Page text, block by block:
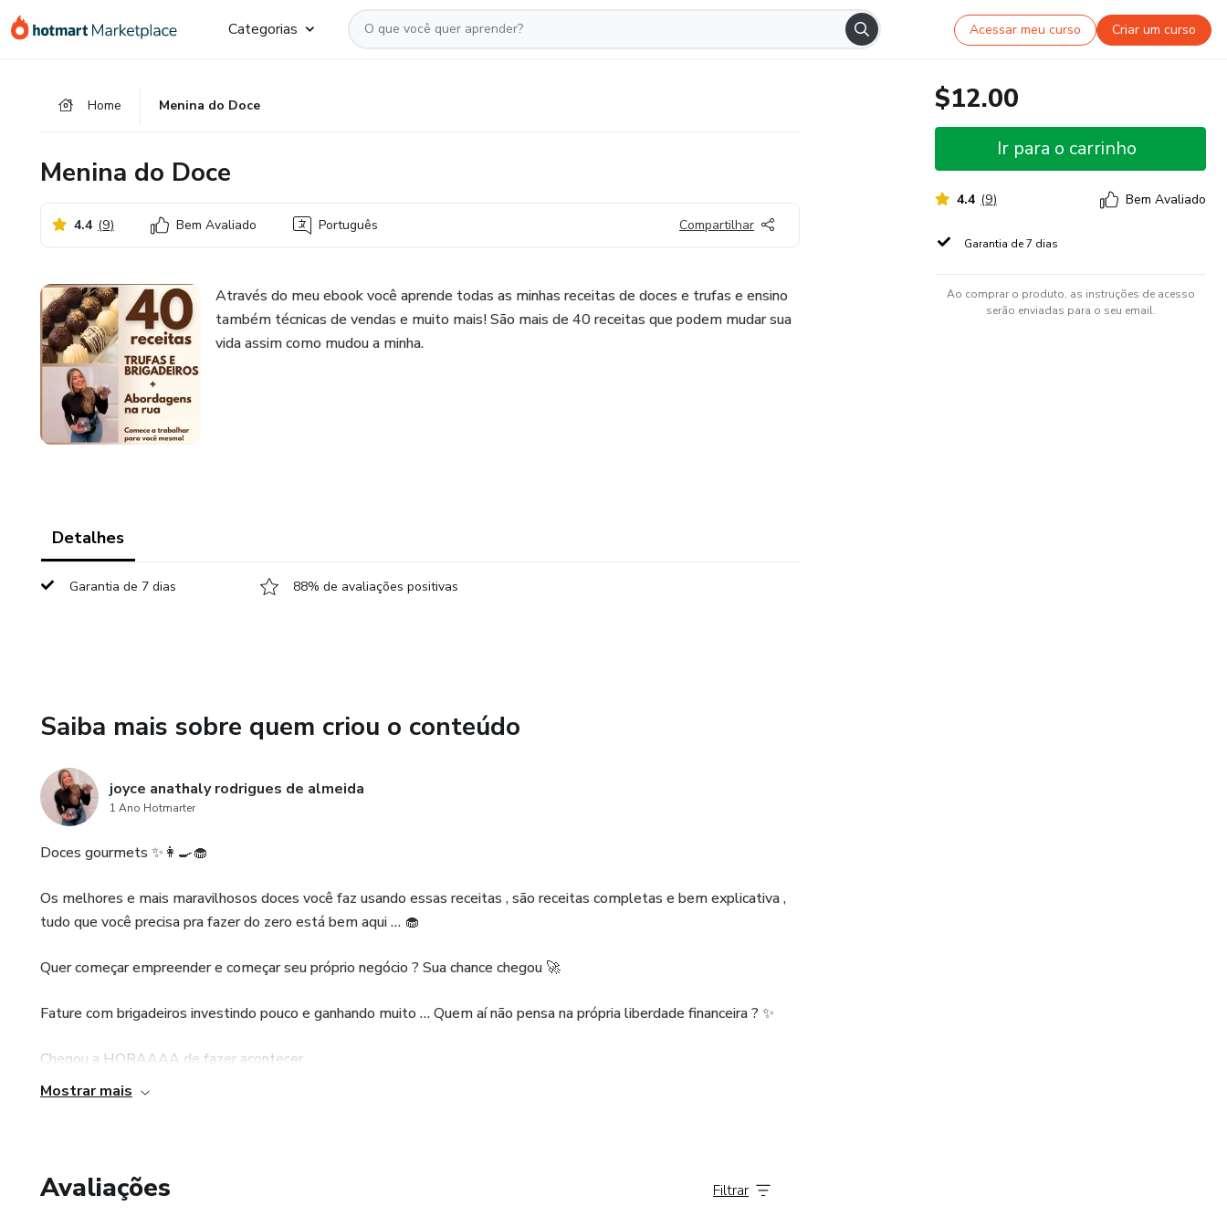
para
para
para
Categorias Acessar meu curso Criar um curso
Home Menina do Doce
Menina do Doce
4.4 (9) Bem Avaliado Português Compartilhar
Através do meu ebook você aprende todas as minhas receitas de doces e trufas e ensino
também técnicas de vendas e muito mais! São mais de 40 receitas que podem mudar sua
vida assim como mudou a minha.
Detalhes
Garantia de 7 dias 88% de avaliações positivas
Saiba mais sobre quem criou o conteúdo
joyce anathaly rodrigues de almeida
1 Ano Hotmarter
Doces gourmets ✨👩‍🍳🧁
Os melhores e mais maravilhosos doces você faz usando essas receitas , são receitas completas e bem explicativa ,
tudo que você precisa pra fazer do zero está bem aqui … 🧁
Quer começar empreender e começar seu próprio negócio ? Sua chance chegou 🚀
Fature com brigadeiros investindo pouco e ganhando muito … Quem aí não pensa na própria liberdade financeira ? ✨
Chegou a HORAAAA de fazer acontecer
Mostrar mais
Avaliações Filtrar
$12.00
Ir para o carrinho
4.4 (9) Bem Avaliado
Garantia de 7 dias
Ao comprar o produto, as instruções de acesso
serão enviadas para o seu email.